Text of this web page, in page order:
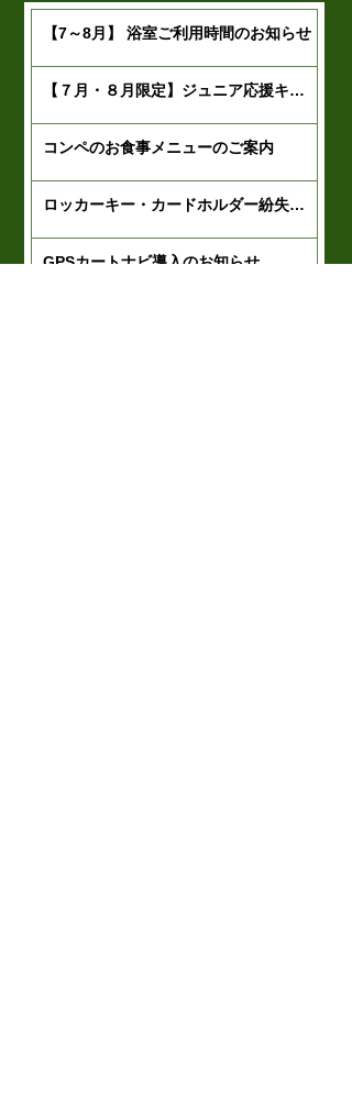
【7～8月】 浴室ご利用時間のお知らせ
【７月・８月限定】ジュニア応援キャ
コンペのお食事メニューのご案内
ロッカーキー・カードホルダー紛失時
GPSカートナビ導入のお知らせ